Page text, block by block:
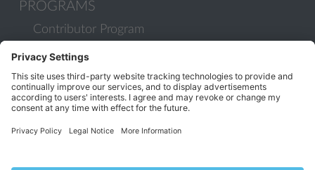
PROGRAMS
Contributor Program
Partner Program
COMMUNITY